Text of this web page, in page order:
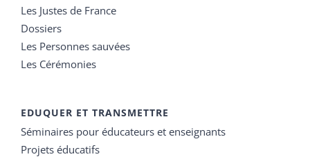
Les Justes de France
Dossiers
Les Personnes sauvées
Les Cérémonies
EDUQUER ET TRANSMETTRE
Séminaires pour éducateurs et enseignants
Projets éducatifs